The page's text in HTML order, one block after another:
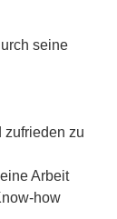
seine
zufrieden zu
Arbeit
how